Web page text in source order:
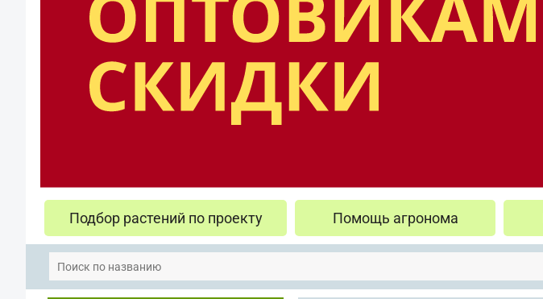
Подбор растений по проекту Помощь агронома